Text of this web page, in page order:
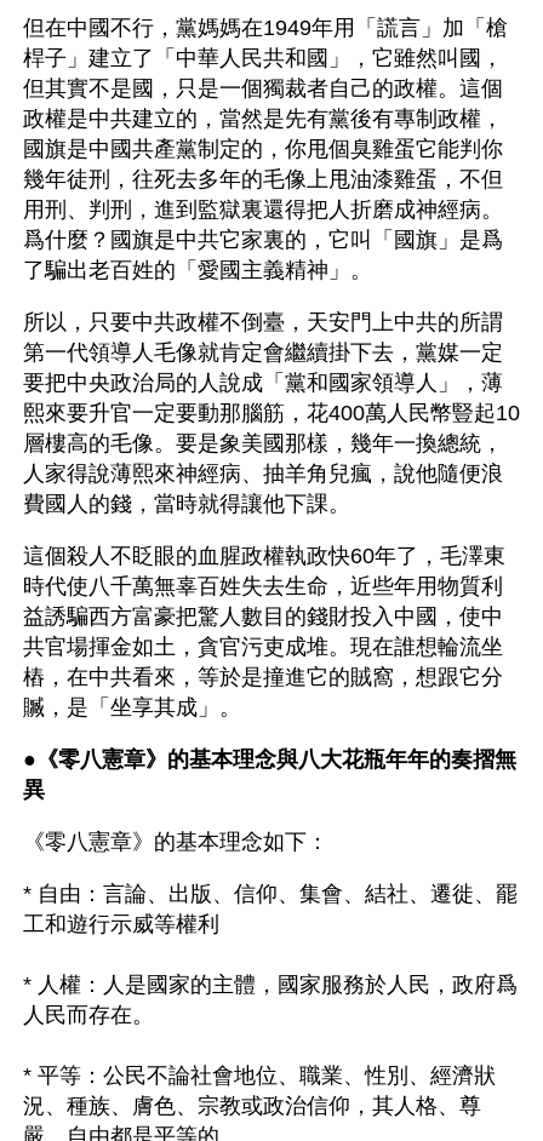
但在中國不行，黨媽媽在1949年用「謊言」加「槍
桿子」建立了「中華人民共和國」，它雖然叫國，
但其實不是國，只是一個獨裁者自己的政權。這個
政權是中共建立的，當然是先有黨後有專制政權，
國旗是中國共產黨制定的，你甩個臭雞蛋它能判你
幾年徒刑，往死去多年的毛像上甩油漆雞蛋，不但
用刑、判刑，進到監獄裏還得把人折磨成神經病。
爲什麼？國旗是中共它家裏的，它叫「國旗」是爲
了騙出老百姓的「愛國主義精神」。
所以，只要中共政權不倒臺，天安門上中共的所謂
第一代領導人毛像就肯定會繼續掛下去，黨媒一定
要把中央政治局的人說成「黨和國家領導人」，薄
熙來要升官一定要動那腦筋，花400萬人民幣豎起10
層樓高的毛像。要是象美國那樣，幾年一換總統，
人家得說薄熙來神經病、抽羊角兒瘋，說他隨便浪
費國人的錢，當時就得讓他下課。
這個殺人不眨眼的血腥政權執政快60年了，毛澤東
時代使八千萬無辜百姓失去生命，近些年用物質利
益誘騙西方富豪把驚人數目的錢財投入中國，使中
共官場揮金如土，貪官污吏成堆。現在誰想輪流坐
樁，在中共看來，等於是撞進它的賊窩，想跟它分
贓，是「坐享其成」。
● 《零八憲章》的基本理念與八大花瓶年年的奏摺無
異
《零八憲章》的基本理念如下：
* 自由：言論、出版、信仰、集會、結社、遷徙、罷
工和遊行示威等權利
* 人權：人是國家的主體，國家服務於人民，政府爲
人民而存在。
* 平等：公民不論社會地位、職業、性別、經濟狀
況、種族、膚色、宗教或政治信仰，其人格、尊
嚴、自由都是平等的。